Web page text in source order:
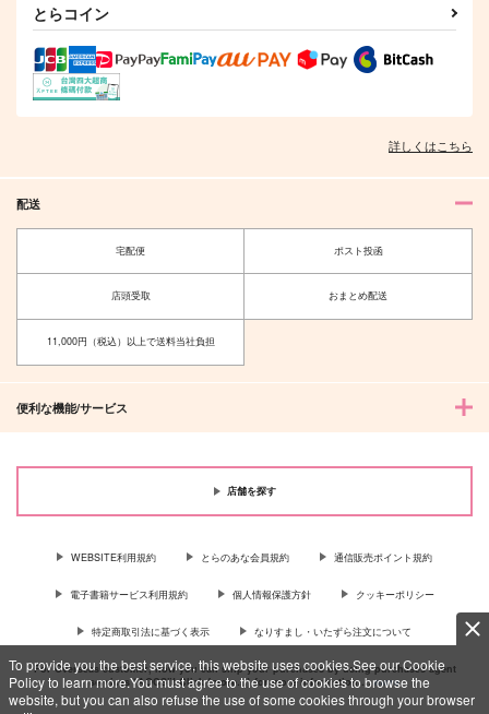
To provide you the best service, this website uses cookies.See our Cookie
Policy to learn more.You must agree to the use of cookies to browse the
website, but you can also refuse the use of some cookies through your browser
とらコイン
詳しくはこちら
配送
宅配便 ポスト投函
店頭受取 おまとめ配送
11,000円（税込）以上で送料当社負担
便利な機能/サービス
店舗を探す
WEBSITE利用規約 とらのあな会員規約 通信販売ポイント規約
電子書籍サービス利用規約 個人情報保護方針 クッキーポリシー
特定商取引法に基づく表示 なりすまし・いたずら注文について
For Overseas customer, now you can ship your purchases by using purchases agent
services “AOCS”! Click {more…} for more information …more